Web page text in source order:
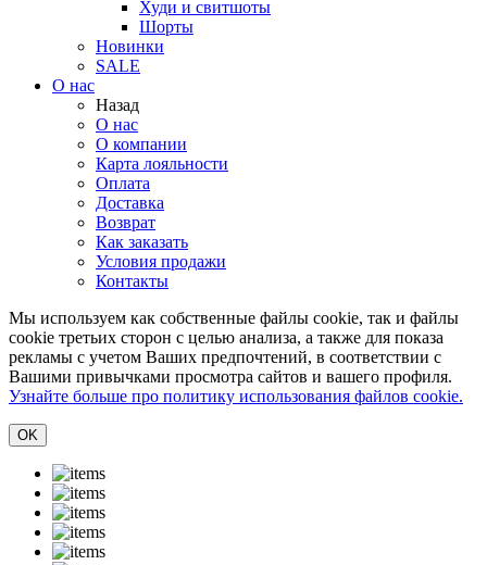
Худи и свитшоты
Шорты
Новинки
SALE
О нас
Назад
О нас
О компании
Карта лояльности
Оплата
Доставка
Возврат
Как заказать
Условия продажи
Контакты
Мы используем как собственные файлы cookie, так и файлы
cookie третьих сторон с целью анализа, а также для показа
рекламы с учетом Ваших предпочтений, в соответствии с
Вашими привычками просмотра сайтов и вашего профиля.
Узнайте больше про политику использования файлов cookie.
ОK